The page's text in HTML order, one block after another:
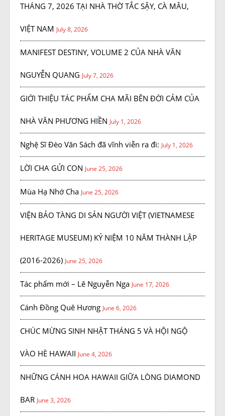
THÁNG 7, 2026 TẠI NHÀ THỜ TẮC SẬY, CÀ MÂU,
VIỆT NAM July 8, 2026
MANIFEST DESTINY, VOLUME 2 CỦA NHÀ VĂN
NGUYỄN QUANG July 7, 2026
GIỚI THIỆU TÁC PHẨM CHA MÃI BÊN ĐỜI CẢM CỦA
NHÀ VĂN PHƯƠNG HIỀN July 1, 2026
Nghệ Sĩ Đèo Văn Sách đã vĩnh viễn ra đi: July 1, 2026
LỜI CHA GỬI CON June 25, 2026
Mùa Hạ Nhớ Cha June 25, 2026
VIỆN BẢO TÀNG DI SẢN NGƯỜI VIỆT (VIETNAMESE
HERITAGE MUSEUM) KỶ NIỆM 10 NĂM THÀNH LẬP
(2016-2026) June 25, 2026
Tác phẩm mới – Lê Nguyễn Nga June 17, 2026
Cánh Đồng Quê Hương June 6, 2026
CHÚC MỪNG SINH NHẬT THÁNG 5 VÀ HỘI NGỘ
VÀO HÈ HAWAII June 4, 2026
NHỮNG CÁNH HOA HAWAII GIỮA LÒNG DIAMOND
BAR June 3, 2026